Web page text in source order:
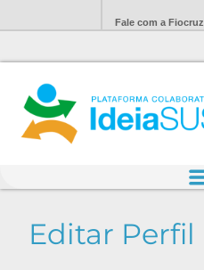
Fale com a Fiocruz
Editar Perfil